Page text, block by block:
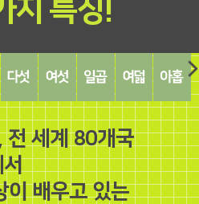
지 특징!
섯
-
표
현
영
어
섯
-
인
성
영
어
곱
-
경
헙
영
덟
-
성
장
영
어
홉
-
결
영
전 세계 80개국
배우고 있는